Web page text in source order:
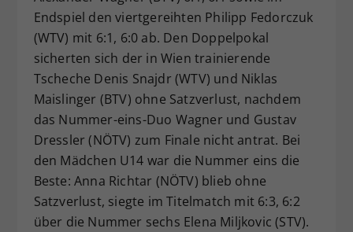
Endspiel den viertgereihten Philipp Fedorczuk
(WTV) mit 6:1, 6:0 ab. Den Doppelpokal
sicherten sich der in Wien trainierende
Tscheche Denis Snajdr (WTV) und Niklas
Maislinger (BTV) ohne Satzverlust, nachdem
das Nummer-eins-Duo Wagner und Gustav
Dressler (NÖTV) zum Finale nicht antrat. Bei
den Mädchen U14 war die Nummer eins die
Beste: Anna Richtar (NÖTV) blieb ohne
Satzverlust, siegte im Titelmatch mit 6:3, 6:2
über die Nummer sechs Elena Miljkovic (STV).